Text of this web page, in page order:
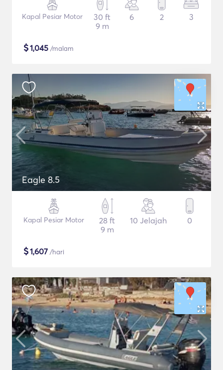
Kapal Pesiar Motor
30 ft
9 m
6 2 3
$1,045 /malam
Eagle 8.5
Kapal Pesiar Motor
28 ft
9 m
10 Jelajah 0
$1,607 /hari